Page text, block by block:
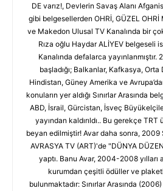
DE varız!, Devlerin Savaş Alanı
gibi belgesellerden OHRİ, GÜZEL
ve Makedon Ulusal TV Kanalında bir
Rıza oğlu Haydar ALİYEV belgeseli
Kanalında defalarca yayınlanmıştır.
başladığı; Balkanlar, Kafkasya,
Hindistan, Güney Amerika ve
konuların yer aldığı Sınırlar Arasında
ABD, İsrail, Gürcistan, İsveç
yayından kaldırıldı.. Bu gerekçe
beyan edilmiştir! Avar daha sonra, 2009
AVRASYA TV (ART)'de "DÜNYA
yaptı. Banu Avar, 2004-2008 yılları
kurumdan çeşitli ödüller ve
bulunmaktadır: Sınırlar Arasında